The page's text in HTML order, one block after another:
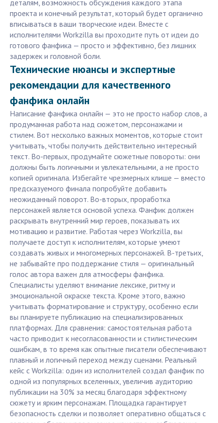
деталям, возможность обсуждения каждого этапа
проекта и конечный результат, который будет органично
вписываться в ваши творческие идеи. Вместе с
исполнителями Workzilla вы проходите путь от идеи до
готового фанфика — просто и эффективно, без лишних
задержек и головной боли.
Технические нюансы и экспертные
рекомендации для качественного
фанфика онлайн
Написание фанфика онлайн — это не просто набор слов, а
продуманная работа над сюжетом, персонажами и
стилем. Вот несколько важных моментов, которые стоит
учитывать, чтобы получить действительно интересный
текст. Во-первых, продумайте сюжетные повороты: они
должны быть логичными и увлекательными, а не просто
копией оригинала. Избегайте чрезмерных клише — вместо
предсказуемого финала попробуйте добавить
неожиданный поворот. Во-вторых, проработка
персонажей является основой успеха. Фанфик должен
раскрывать внутренний мир героев, показывать их
мотивацию и развитие. Работая через Workzilla, вы
получаете доступ к исполнителям, которые умеют
создавать живых и многомерных персонажей. В-третьих,
не забывайте про поддержание стиля — оригинальный
голос автора важен для атмосферы фанфика.
Специалисты уделяют внимание лексике, ритму и
эмоциональной окраске текста. Кроме этого, важно
учитывать форматирование и структуру, особенно если
вы планируете публикацию на специализированных
платформах. Для сравнения: самостоятельная работа
часто приводит к несогласованности и стилистическим
ошибкам, в то время как опытные писатели обеспечивают
плавный и логичный переход между сценами. Реальный
кейс с Workzilla: один из исполнителей создал фанфик по
одной из популярных вселенных, увеличив аудиторию
публикации на 30% за месяц благодаря эффектному
сюжету и ярким персонажам. Площадка гарантирует
безопасность сделки и позволяет оперативно общаться с